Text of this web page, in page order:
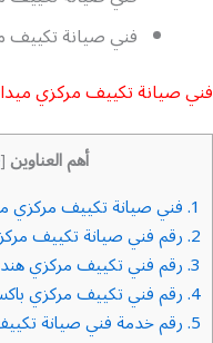
فني صيانة تكييف
فني صيانة تكييف مركزي
أهم العناوين [
1. فني صيانة تكييف مركزي
2. رقم فني صيانة تكييف
3. رقم فني تكييف مركزي
4. رقم فني تكييف مركزي
5. رقم خدمة فني صيانة